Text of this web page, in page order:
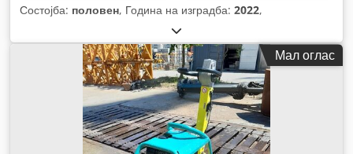
Состојба: половен, Година на изградба: 2022,
Мал оглас